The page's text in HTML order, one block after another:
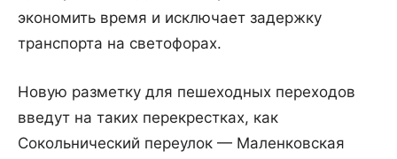
экономить время и исключает задержку
транспорта на светофорах.
Новую разметку для пешеходных переходов
введут на таких перекрестках, как
Сокольнический переулок — Маленковская